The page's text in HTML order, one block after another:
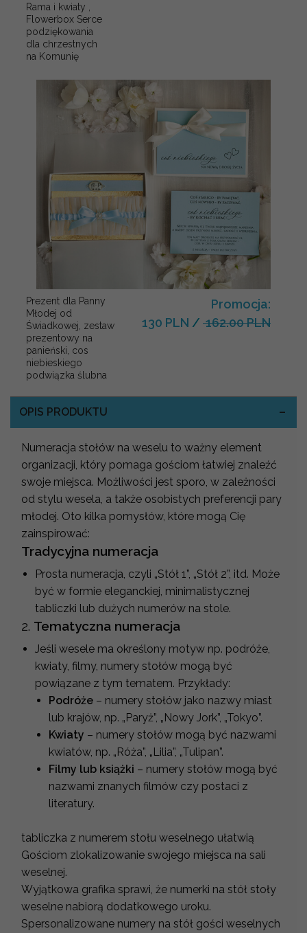
Rama i kwiaty ,
Flowerbox Serce
podziękowania
dla chrzestnych
na Komunię
Prezent dla Panny
Młodej od
Świadkowej, zestaw
prezentowy na
panieński, cos
niebieskiego
podwiązka ślubna
Promocja:
130 PLN / 162.00 PLN
OPIS PRODUKTU
Numeracja stołów na weselu to ważny element
organizacji, który pomaga gościom łatwiej znaleźć
swoje miejsca. Możliwości jest sporo, w zależności
od stylu wesela, a także osobistych preferencji pary
młodej. Oto kilka pomysłów, które mogą Cię
zainspirować:
Tradycyjna numeracja
Prosta numeracja, czyli „Stół 1”, „Stół 2”, itd. Może
być w formie eleganckiej, minimalistycznej
tabliczki lub dużych numerów na stole.
2. Tematyczna numeracja
Jeśli wesele ma określony motyw np. podróże,
kwiaty, filmy, numery stołów mogą być
powiązane z tym tematem. Przykłady:
Podróże – numery stołów jako nazwy miast
lub krajów, np. „Paryż”, „Nowy Jork”, „Tokyo”.
Kwiaty – numery stołów mogą być nazwami
kwiatów, np. „Róża”, „Lilia”, „Tulipan”.
Filmy lub książki – numery stołów mogą być
nazwami znanych filmów czy postaci z
literatury.
tabliczka z numerem stołu weselnego ułatwią
Gościom zlokalizowanie swojego miejsca na sali
weselnej.
Wyjątkowa grafika sprawi, że numerki na stół stoły
weselne nabiorą dodatkowego uroku.
Spersonalizowane numery na stół gości weselnych